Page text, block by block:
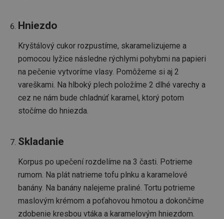
Hniezdo
Kryštálový cukor rozpustíme, skaramelizujeme a
pomocou lyžice následne rýchlymi pohybmi na papieri
na pečenie vytvoríme vlasy. Pomôžeme si aj 2
vareškami. Na hlboký plech položíme 2 dlhé varechy a
cez ne nám bude chladnúť karamel, ktorý potom
stočíme do hniezda.
Skladanie
Korpus po upečení rozdelíme na 3 časti. Potrieme
rumom. Na plát natrieme tofu plnku a karamelové
banány. Na banány nalejeme praliné. Tortu potrieme
maslovým krémom a poťahovou hmotou a dokončíme
zdobenie kresbou vtáka a karamelovým hniezdom.